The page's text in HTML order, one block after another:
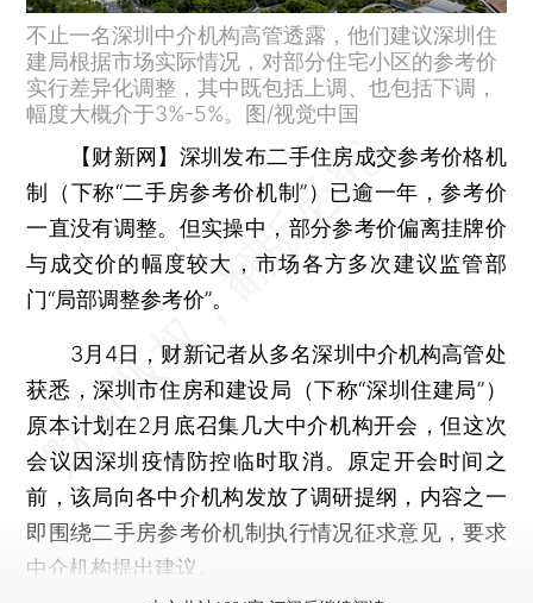
不止一名深圳中介机构高管透露，他们建议深圳住
建局根据市场实际情况，对部分住宅小区的参考价
实行差异化调整，其中既包括上调、也包括下调，
幅度大概介于3%-5%。图/视觉中国
【财新网】 深圳发布二手住房成交参考价格机
制（下称“二手房参考价机制”）已逾一年，参考价
一直没有调整。但实操中，部分参考价偏离挂牌价
与成交价的幅度较大，市场各方多次建议监管部
门“局部调整参考价”。
3月4日，财新记者从多名深圳中介机构高管处
获悉，深圳市住房和建设局（下称“深圳住建局”）
原本计划在2月底召集几大中介机构开会，但这次
会议因深圳疫情防控临时取消。原定开会时间之
前，该局向各中介机构发放了调研提纲，内容之一
即围绕二手房参考价机制执行情况征求意见，要求
中介机构提出建议。